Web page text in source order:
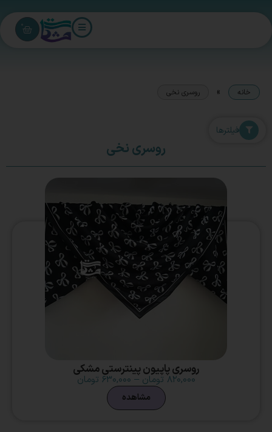
0
خانه » روسری نخی
فیلترها
روسری نخی
روسری پاپیون پینترستی مشکی
۸۲۰,۰۰۰ تومان – ۶۳۰,۰۰۰ تومان
مشاهده